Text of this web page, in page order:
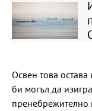
Освен това
би могъл да
пренебрежително